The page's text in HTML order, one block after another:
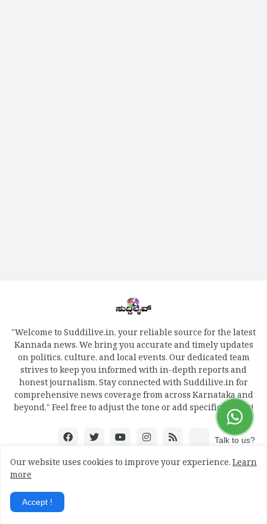
"Welcome to Suddilive.in, your reliable source for the latest
Kannada news. We bring you accurate and timely updates
on politics, culture, and local events. Our dedicated team
strives to keep you informed with in-depth reports and
honest journalism. Stay connected with Suddilive.in for
comprehensive news coverage from across Karnataka and
beyond." Feel free to adjust the tone or add specific details!
Home
Our website uses cookies to improve your experience.Learn
more
Accept !
Talk to us?